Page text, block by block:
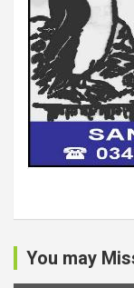
You may